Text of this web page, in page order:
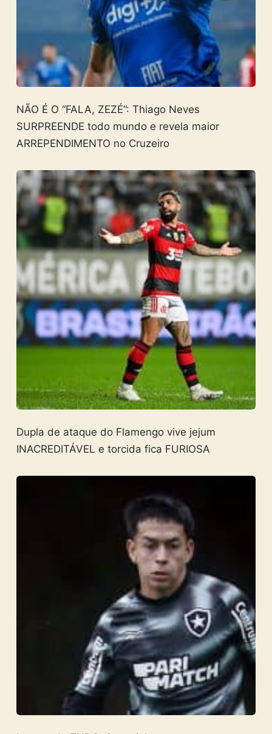
NÃO É O “FALA, ZEZÉ”: Thiago Neves
SURPREENDE todo mundo e revela maior
ARREPENDIMENTO no Cruzeiro
Dupla de ataque do Flamengo vive jejum
INACREDITÁVEL e torcida fica FURIOSA